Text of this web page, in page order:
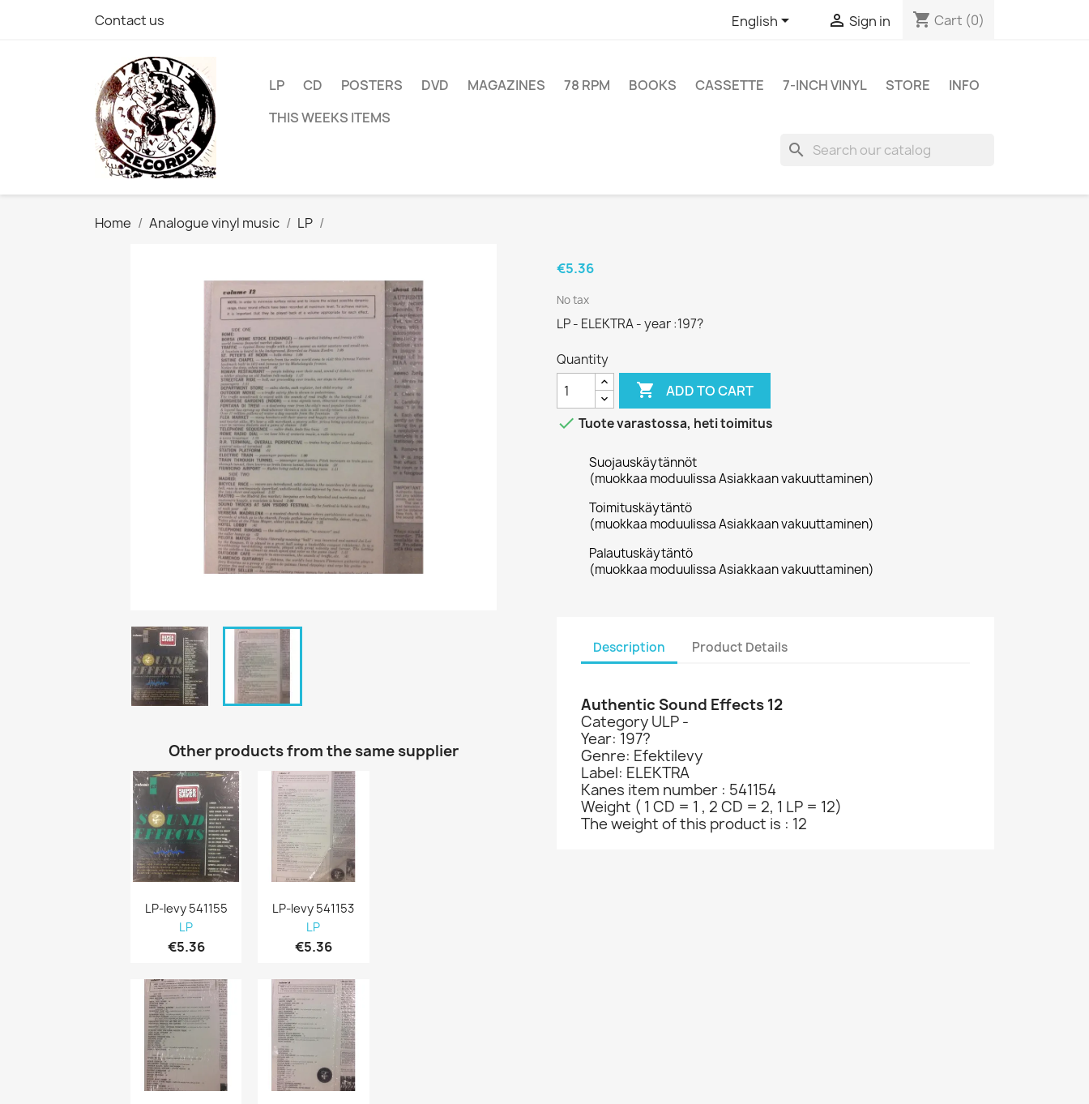
Contact us English  Sign in shopping_cart Cart (0)
LP CD POSTERS DVD MAGAZINES 78 RPM BOOKS CASSETTE 7-INCH VINYL STORE
INFO
THIS WEEKS ITEMS
search
Home Analogue vinyl music LP
Other products from the same supplier
LP-levy 541155
LP
€5.36
LP-levy 541153
LP
€5.36
€5.36
No tax
LP - ELEKTRA - year :197?
Quantity
 ADD TO CART
 Tuote varastossa, heti toimitus
Suojauskäytännöt
(muokkaa moduulissa Asiakkaan vakuuttaminen)
Toimituskäytäntö
(muokkaa moduulissa Asiakkaan vakuuttaminen)
Palautuskäytäntö
(muokkaa moduulissa Asiakkaan vakuuttaminen)
Description Product Details
Authentic Sound Effects 12
Category ULP -
Year: 197?
Genre: Efektilevy
Label: ELEKTRA
Kanes item number : 541154
Weight ( 1 CD = 1 , 2 CD = 2, 1 LP = 12)
The weight of this product is : 12